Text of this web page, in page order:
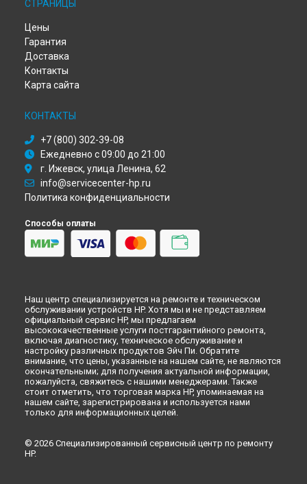
Ремонт МФУ DeskJet Ink Advantage 5075 HP в
Ремонт МФУ DeskJet Ink Advantage 5075 HP в
Ремонт МФУ DeskJet Ink Advantage 5075 HP в
Ремонт МФУ DeskJet Ink Advantage 5075 HP в
Ремонт МФУ DeskJet Ink Advantage 5075 HP в
Петербурге
СТРАНИЦЫ
Цены
Гарантия
Доставка
Контакты
Карта сайта
КОНТАКТЫ
+7 (800) 302-39-08
Ежедневно с 09:00 до 21:00
г. Ижевск, улица Ленина, 62
info@servicecenter-hp.ru
Политика конфиденциальности
Способы оплаты
Наш центр специализируется на ремонте и техническом
обслуживании устройств HP. Хотя мы и не представляем
официальный сервис HP, мы предлагаем
высококачественные услуги постгарантийного ремонта,
включая диагностику, техническое обслуживание и
настройку различных продуктов Эйч Пи. Обратите
внимание, что цены, указанные на нашем сайте, не являются
окончательными; для получения актуальной информации,
пожалуйста, свяжитесь с нашими менеджерами. Также
стоит отметить, что торговая марка HP, упоминаемая на
нашем сайте, зарегистрирована и используется нами
только для информационных целей.
© 2026 Специализированный сервисный центр по ремонту
HP.